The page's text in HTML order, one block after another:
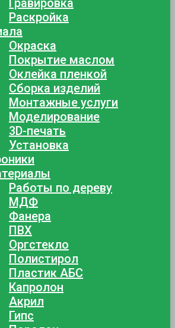
Гравировка
Раскройка
Окраска
Покрытие маслом
Оклейка пленкой
Сборка изделий
Монтажные услуги
Моделирование
3D-печать
Установка
Работы по дереву
МДФ
Фанера
ПВХ
Оргстекло
Полистирол
Пластик АБС
Капролон
Акрил
Гипс